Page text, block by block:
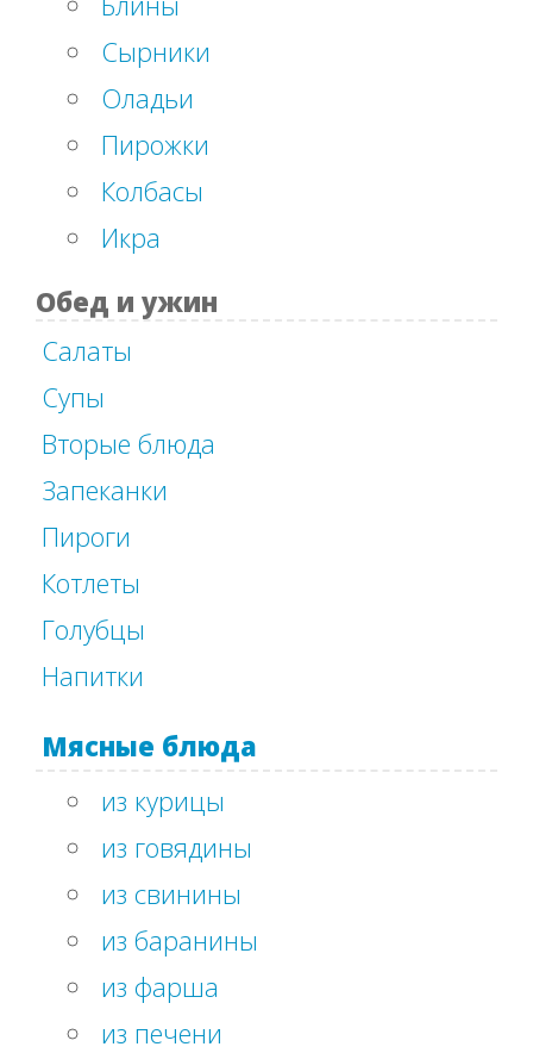
Сырники
Оладьи
Пирожки
Колбасы
Икра
Обед и ужин
Салаты
Супы
Вторые блюда
Запеканки
Пироги
Котлеты
Голубцы
Напитки
Мясные блюда
из курицы
из говядины
из свинины
из баранины
из фарша
из печени